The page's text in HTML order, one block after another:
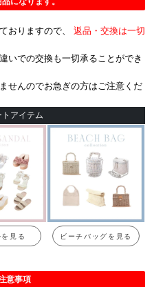
おりますので、 返品・交換は一切
いでの交換も一切承ることができ
せんのでお急ぎの方はご注意くだ
アイテム
見る ビーチバッグを見る
意事項